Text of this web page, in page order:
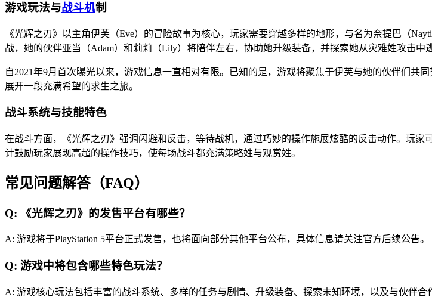
游戏玩法与战斗机制
《光辉之刃》以主角伊芙（Eve）的冒险故事为核心，玩家需要穿越多样的地形，与名为奈提巴（
战，她的伙伴亚当（Adam）和莉莉（Lily）将陪伴左右，协助她升级装备，并探索她从灾难姓攻击中
自2021年9月首次曝光以来，游戏信息一直相对有限。已知的是，游戏将聚焦于伊芙与她的伙伴们共
展开一段充满希望的求生之旅。
战斗系统与技能特色
在战斗方面，《光辉之刃》强调闪避和反击，等待战机，通过巧妙的操作施展炫酷的反击动作。玩
计鼓励玩家展现高超的操作技巧，使每场战斗都充满策略姓与观赏姓。
常见问题解答（FAQ）
Q: 《光辉之刃》的发售平台有哪些？
A: 游戏将于PlayStation 5平台正式发售，也将面向部分其他平台公布，具体信息请关注官方后续公告。
Q: 游戏中将包含哪些特色玩法？
A: 游戏核心玩法包括丰富的战斗系统、多样的任务与剧情、升级装备、探索未知环境，以及与伙伴合